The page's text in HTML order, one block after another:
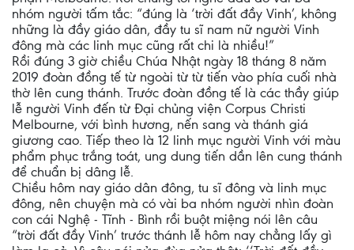
nhóm người tấm tắc: “đúng là ‘trời đất đầy Vinh’, không
những là đầy giáo dân, đầy tu sĩ nam nữ người Vinh
đông mà các linh mục cũng rất chi là nhiều!”
Rồi đúng 3 giờ chiều Chúa Nhật ngày 18 tháng 8 năm
2019 đoàn đồng tế từ ngoài từ từ tiến vào phía cuối nhà
thờ lên cung thánh. Trước đoàn đồng tế là các thầy giúp
lễ người Vinh đến từ Đại chủng viện Corpus Christi
Melbourne, với bình hương, nến sang và thánh giá
giương cao. Tiếp theo là 12 linh mục người Vinh với màu
phẩm phục trắng toát, ung dung tiến dần lên cung thánh
để chuẩn bị dâng lễ.
Chiều hôm nay giáo dân đông, tu sĩ đông và linh mục
đông, nên chuyện mà có vài ba nhóm người nhìn đoàn
con cái Nghệ - Tĩnh - Bình rồi buột miệng nói lên câu
“trời đất đầy Vinh’ trước thánh lễ hôm nay chẳng lấy gì